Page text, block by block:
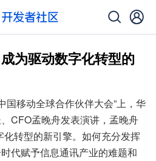
为驱动数字化转型的
国移动全球合作伙伴大会”上，华
CFO孟晚舟发表演讲，孟晚舟
化转型的新引擎。如何充分发挥
代赋予信息通讯产业的难题和